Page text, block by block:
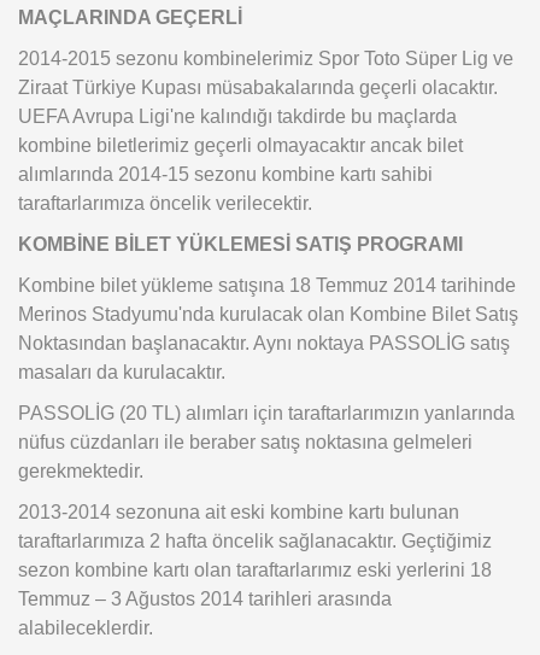
MAÇLARINDA GEÇERLİ
2014-2015 sezonu kombinelerimiz Spor Toto Süper Lig ve
Ziraat Türkiye Kupası müsabakalarında geçerli olacaktır.
UEFA Avrupa Ligi'ne kalındığı takdirde bu maçlarda
kombine biletlerimiz geçerli olmayacaktır ancak bilet
alımlarında 2014-15 sezonu kombine kartı sahibi
taraftarlarımıza öncelik verilecektir.
KOMBİNE BİLET YÜKLEMESİ SATIŞ PROGRAMI
Kombine bilet yükleme satışına 18 Temmuz 2014 tarihinde
Merinos Stadyumu'nda kurulacak olan Kombine Bilet Satış
Noktasından başlanacaktır. Aynı noktaya PASSOLİG satış
masaları da kurulacaktır.
PASSOLİG (20 TL) alımları için taraftarlarımızın yanlarında
nüfus cüzdanları ile beraber satış noktasına gelmeleri
gerekmektedir.
2013-2014 sezonuna ait eski kombine kartı bulunan
taraftarlarımıza 2 hafta öncelik sağlanacaktır. Geçtiğimiz
sezon kombine kartı olan taraftarlarımız eski yerlerini 18
Temmuz – 3 Ağustos 2014 tarihleri arasında
alabileceklerdir.